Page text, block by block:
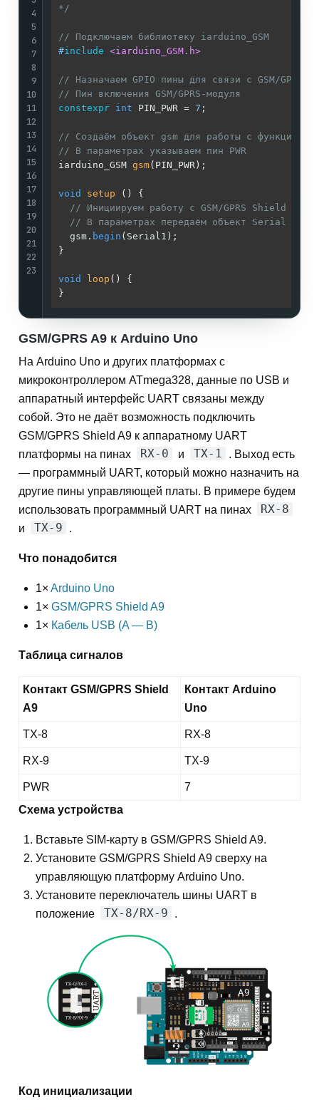
4
5
6
7
8
9
10
11
12
13
14
15
16
17
18
19
20
21
22
23
*/
// Подключаем библиотеку iarduino_GSM
#include <iarduino_GSM.h>
// Назначаем GPIO пины для связи с GSM/GPRS
// Пин включения GSM/GPRS-модуля
constexpr int PIN_PWR = 7 ;
// Создаём объект gsm для работы с функциями
// В параметрах указываем пин PWR
iarduino_GSM gsm(PIN_PWR) ;
void setup ()
{
// Инициируем работу с GSM/GPRS Shield A9
// В параметрах передаём объект Serial к
  gsm.
begin (Serial1);
}
void loop ()
{
GSM/GPRS A9 к Arduino Uno
На Arduino Uno и других платформах с
микроконтроллером ATmega328, данные по USB и
аппаратный интерфейс UART связаны между
собой. Это не даёт возможность подключить
GSM/GPRS Shield A9 к аппаратному UART
платформы на пинах
RX-0 и TX-1
. Выход есть
— программный UART, который можно назначить на
другие пины управляющей платы. В примере будем
использовать программный UART на пинах
RX-8
и TX-9 .
Что понадобится
1× Arduino Uno
1× GSM/GPRS Shield A9
1× Кабель USB (A — B)
Таблица сигналов
Контакт GSM/GPRS Shield
A9
Контакт Arduino
Uno
TX-8 RX-8
RX-9 TX-9
PWR
7
Схема устройства
Вставьте SIM-карту в GSM/GPRS Shield A9.
Установите GSM/GPRS Shield A9 сверху на
управляющую платформу Arduino Uno.
Установите переключатель шины UART в
положение
TX-8/RX-9 .
Код инициализации